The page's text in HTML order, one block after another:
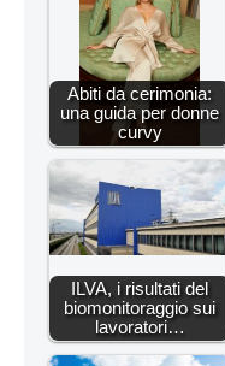
Abiti da cerimonia:
una guida per donne
curvy
ILVA, i risultati del
biomonitoraggio sui
lavoratori…